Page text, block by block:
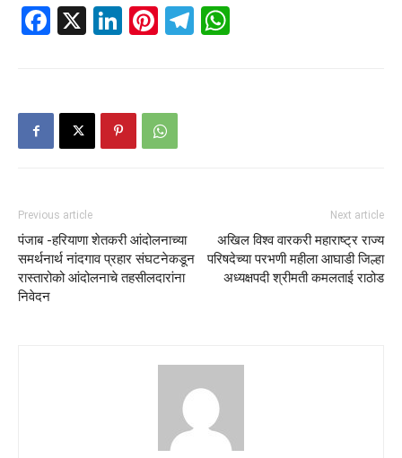
Facebook
X LinkedIn
Pinterest
Telegram
Previous article
पंजाब -हरियाणा शेतकरी आंदोलनाच्या
समर्थनार्थ नांदगाव प्रहार संघटनेकडून
रास्तारोको आंदोलनाचे तहसीलदारांना
निवेदन
Next article
अखिल विश्व वारकरी महाराष्ट्र राज्य
परिषदेच्या परभणी महीला आघाडी जिल्हा
अध्यक्षपदी श्रीमती कमलताई राठोड